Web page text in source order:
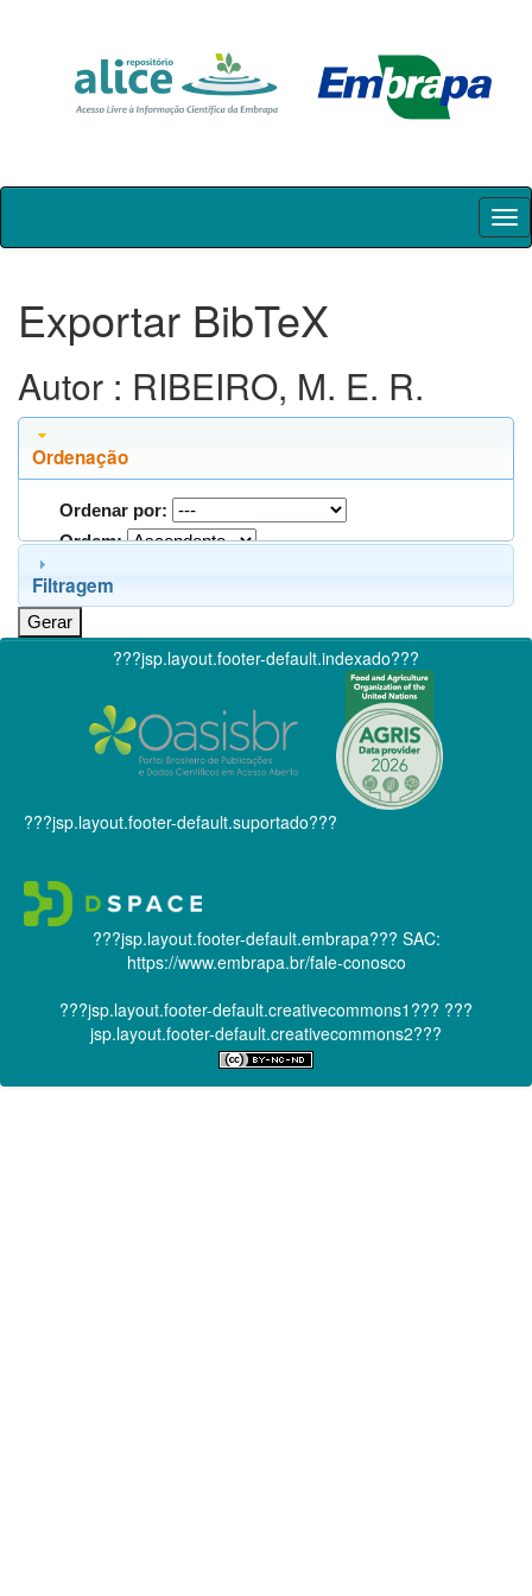
Skip
Exportar BibTeX
Autor : RIBEIRO, M. E. R.
Ordenação
Ordenar por:
Ordem:
Filtragem
???jsp.layout.footer-default.indexado???
???jsp.layout.footer-default.suportado???
???jsp.layout.footer-default.embrapa??? SAC:
https://www.embrapa.br/fale-conosco
???jsp.layout.footer-default.creativecommons1??? ???
jsp.layout.footer-default.creativecommons2???